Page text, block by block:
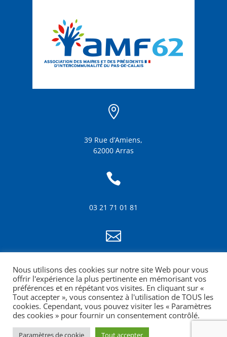

39 Rue d’Amiens,
62000 Arras

03 21 71 01 81

info@amf62.fr
mentions légales
Nous utilisons des cookies sur notre site Web pour vous
offrir l'expérience la plus pertinente en mémorisant vos
préférences et en répétant vos visites. En cliquant sur «
Tout accepter », vous consentez à l'utilisation de TOUS les
cookies. Cependant, vous pouvez visiter les « Paramètres
des cookies » pour fournir un consentement contrôlé.
Paramètres de cookie Tout accepter